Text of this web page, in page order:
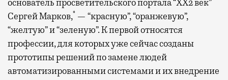
основатель просветительского портала “XX2 век”
Сергей Марков,* — “красную”, “оранжевую”,
“желтую” и “зеленую”. К первой относятся
профессии, для которых уже сейчас созданы
прототипы решений по замене людей
автоматизированными системами и их внедрение